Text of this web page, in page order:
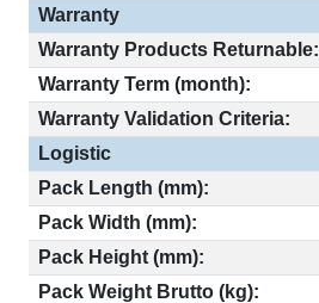
Warranty
Warranty Products Returnable:
Warranty Term (month):
Warranty Validation Criteria:
Logistic
Pack Length (mm):
Pack Width (mm):
Pack Height (mm):
Pack Weight Brutto (kg):